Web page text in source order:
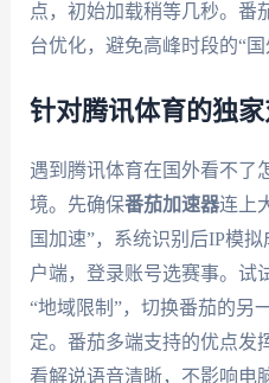
点，初始加载稍等几秒。番
台优化，避免高峰时段的“国
针对腾讯体育的独
遇到腾讯体育在国外看不了
境。先确保番茄加速器连上
国加速”，系统识别后IP模
户端，登录账号选赛事。试
“地域限制”，切换番茄的另
定。番茄多端支持的优点发
看解说语音清晰，不影响电